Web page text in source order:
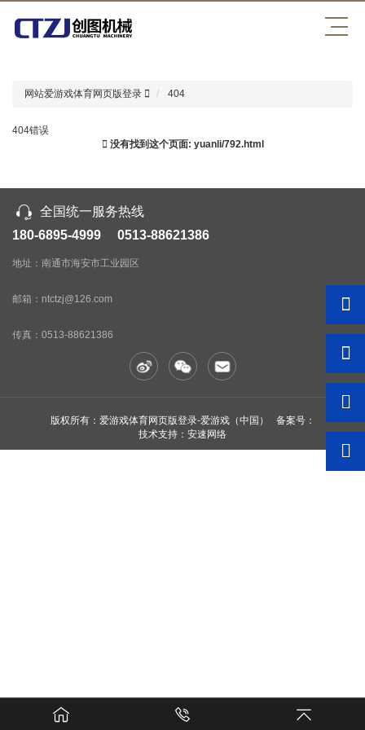
爱游戏体育网页版登录
网站爱游戏体育网页版登录 404
404错误
没有找到这个页面: yuanli/792.html
全国统一服务热线
180-6895-4999 0513-88621386
地址：南通市海安市工业园区
邮箱：ntctzj@126.com
传真： 0513-88621386
版权所有：爱游戏体育网页版登录-爱游戏（中国） 备案号：
技术支持：安速网络